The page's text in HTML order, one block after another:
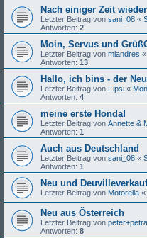
Nach einiger Zeit
Letzter Beitrag von sani_08 «
Antworten: 2
Moin, Servus und
Letzter Beitrag von miandres «
Antworten: 13
Hallo, ich bins - der
Letzter Beitrag von Fipsi «
Antworten: 4
meine erste Honda!
Letzter Beitrag von Annette &
Antworten: 1
Auch aus Deutschland
Letzter Beitrag von sani_08 «
Antworten: 1
Neu und Deuvilleverkauf
Letzter Beitrag von Motorella «
Neu aus Österreich
Letzter Beitrag von peter+petra
Antworten: 8